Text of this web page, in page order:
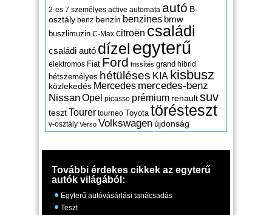
2-es 7 személyes active automata autó B-
osztály benz benzin benzines bmw
buszlimuzin C-Max citroën családi
családi autó dízel egyterű
elektromos Fiat Ford frissítés grand hibrid
hétszemélyes hétüléses KIA kisbusz
közlekedés Mercedes mercedes-benz
NissanOpel picasso prémium renaultsuv
tesztTourer tourneo Toyota törésteszt
v-osztály Verso Volkswagen újdonság
További érdekes cikkek az egyterű
autók világából:
Egyterű autóvásárlási tanácsadás
Teszt